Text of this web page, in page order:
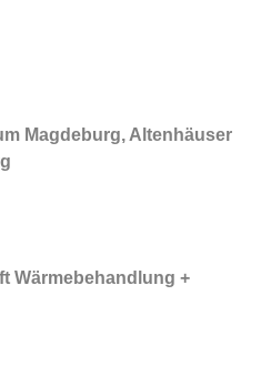
Magdeburg, Altenhäuser
Wärmebehandlung +